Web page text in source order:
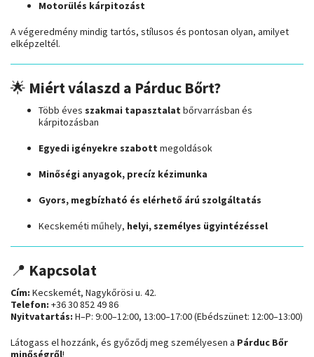
Motorülés kárpitozást
A végeredmény mindig tartós, stílusos és pontosan olyan, amilyet
elképzeltél.
🌟 Miért válaszd a Párduc Bőrt?
Több éves szakmai tapasztalat bőrvarrásban és
kárpitozásban
Egyedi igényekre szabott megoldások
Minőségi anyagok, precíz kézimunka
Gyors, megbízható és elérhető árú szolgáltatás
Kecskeméti műhely, helyi, személyes ügyintézéssel
📍 Kapcsolat
Cím: Kecskemét, Nagykőrösi u. 42.
Telefon: +36 30 852 49 86
Nyitvatartás: H–P: 9:00–12:00, 13:00–17:00 (Ebédszünet: 12:00–13:00)
Látogass el hozzánk, és győződj meg személyesen a Párduc Bőr
minőségről!